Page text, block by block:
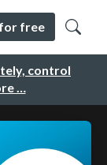
control
…
free